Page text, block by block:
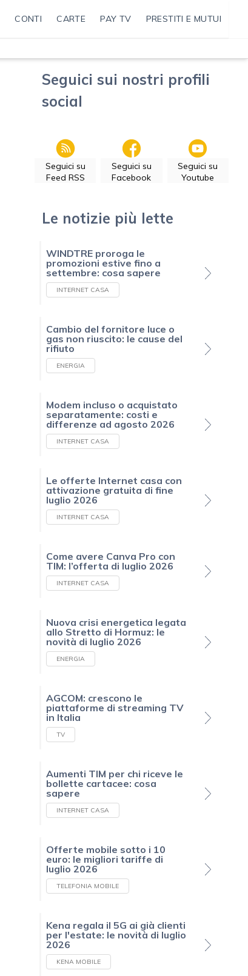
CONTI CARTE PAY TV PRESTITI E MUTUI
Seguici sui nostri profili
social
Seguici su
Feed RSS
Seguici su
Facebook
Seguici su
Youtube
Le notizie più lette
WINDTRE proroga le
promozioni estive fino a
settembre: cosa sapere
INTERNET CASA
Cambio del fornitore luce o
gas non riuscito: le cause del
rifiuto
ENERGIA
Modem incluso o acquistato
separatamente: costi e
differenze ad agosto 2026
INTERNET CASA
Le offerte Internet casa con
attivazione gratuita di fine
luglio 2026
INTERNET CASA
Come avere Canva Pro con
TIM: l’offerta di luglio 2026
INTERNET CASA
Nuova crisi energetica legata
allo Stretto di Hormuz: le
novità di luglio 2026
ENERGIA
AGCOM: crescono le
piattaforme di streaming TV
in Italia
TV
Aumenti TIM per chi riceve le
bollette cartacee: cosa
sapere
INTERNET CASA
Offerte mobile sotto i 10
euro: le migliori tariffe di
luglio 2026
TELEFONIA MOBILE
Kena regala il 5G ai già clienti
per l'estate: le novità di luglio
2026
KENA MOBILE